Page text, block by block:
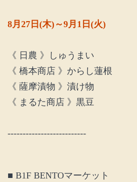
8月27日(木)～9月1日(火)
《 日農 》しゅうまい
《 橋本商店 》からし蓮根
《 薩摩漬物 》漬け物
《 まるた商店 》黒豆
--------------------------
■ B1F BENTOマーケット